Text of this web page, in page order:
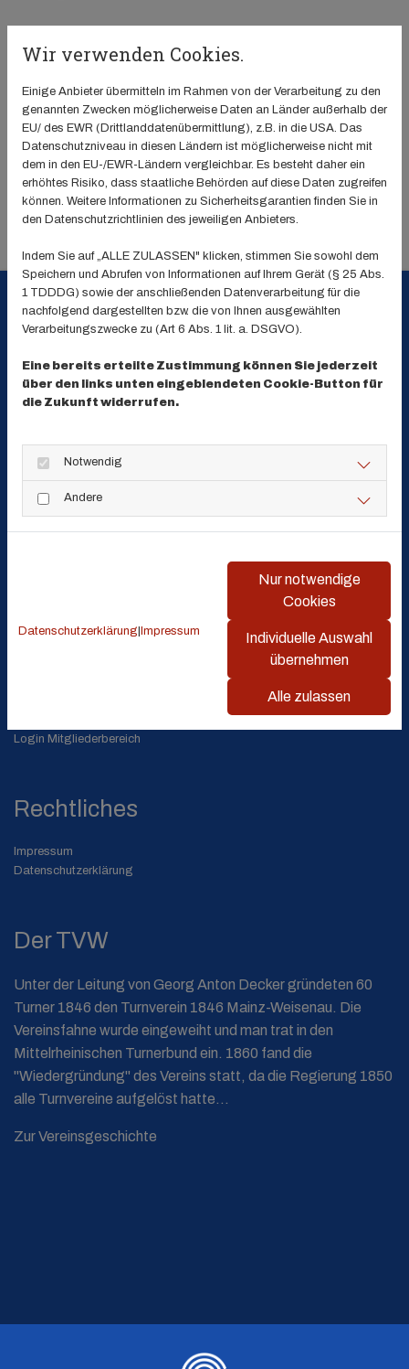
Überungsleiter/in: B. Rösgen
Datum
04. Mai 2026
Uhrzeit
18:30 - 19:31 Uhr
Turnverein 1846 Mainz-Weisenau
55130 Mainz
(06131) 83 91 53
Login Mitgliederbereich
Rechtliches
Impressum
Datenschutzerklärung
Der TVW
Unter der Leitung von Georg Anton Decker gründeten 60
Turner 1846 den Turnverein 1846 Mainz-Weisenau. Die
Vereinsfahne wurde eingeweiht und man trat in den
Mittelrheinischen Turnerbund ein. 1860 fand die
"Wiedergründung" des Vereins statt, da die Regierung 1850
alle Turnvereine aufgelöst hatte...
Zur Vereinsgeschichte
Wir verwenden Cookies.
Einige Anbieter übermitteln im Rahmen von der Verarbeitung zu den
genannten Zwecken möglicherweise Daten an Länder außerhalb der
EU/ des EWR (Drittlanddatenübermittlung), z.B. in die USA. Das
Datenschutzniveau in diesen Ländern ist möglicherweise nicht mit
dem in den EU-/EWR-Ländern vergleichbar. Es besteht daher ein
erhöhtes Risiko, dass staatliche Behörden auf diese Daten zugreifen
können. Weitere Informationen zu Sicherheitsgarantien finden Sie in
den Datenschutzrichtlinien des jeweiligen Anbieters.
Indem Sie auf „ALLE ZULASSEN" klicken, stimmen Sie sowohl dem
Speichern und Abrufen von Informationen auf Ihrem Gerät (§ 25 Abs.
1 TDDDG) sowie der anschließenden Datenverarbeitung für die
nachfolgend dargestellten bzw. die von Ihnen ausgewählten
Verarbeitungszwecke zu (Art 6 Abs. 1 lit. a. DSGVO).
Eine bereits erteilte Zustimmung können Sie jederzeit
über den links unten eingeblendeten Cookie-Button für
die Zukunft widerrufen.
Notwendig
Andere
Datenschutzerklärung|Impressum
Nur notwendige
Cookies
Individuelle Auswahl
übernehmen
Alle zulassen